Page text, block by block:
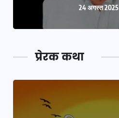
24 अगस्त 2025
प्रेरक कथा